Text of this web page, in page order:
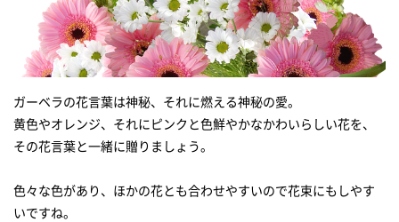
ガーベラの花言葉は神秘、それに燃える神秘の愛。
黄色やオレンジ、それにピンクと色鮮やかなかわいらしい花を、
その花言葉と一緒に贈りましょう。
色々な色があり、ほかの花とも合わせやすいので花束にもしやす
いですね。